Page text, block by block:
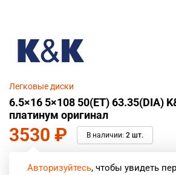
Легковые диски
6.5×16 5×108 50(ET) 63.35(DIA)
платинум оригинал
3530 ₽ В наличии: 2 шт.
Авторизуйтесь, чтобы увидеть